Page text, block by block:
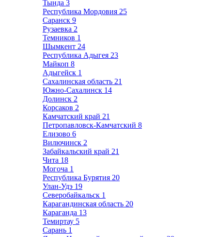
Тында 3
Республика Мордовия 25
Саранск 9
Рузаевка 2
Темников 1
Шымкент 24
Республика Адыгея 23
Майкоп 8
Адыгейск 1
Сахалинская область 21
Южно-Сахалинск 14
Долинск 2
Корсаков 2
Камчатский край 21
Петропавловск-Камчатский 8
Елизово 6
Вилючинск 2
Забайкальский край 21
Чита 18
Могоча 1
Республика Бурятия 20
Улан-Удэ 19
Северобайкальск 1
Карагандинская область 20
Караганда 13
Темиртау 5
Сарань 1